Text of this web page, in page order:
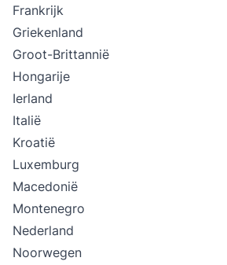
Frankrijk
Griekenland
Groot-Brittannië
Hongarije
Ierland
Italië
Kroatië
Luxemburg
Macedonië
Montenegro
Nederland
Noorwegen